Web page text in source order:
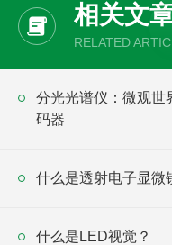
相关文
RELATED
分光光谱仪：微观世
码器
什么是透射电子显微
什么是LED视觉？